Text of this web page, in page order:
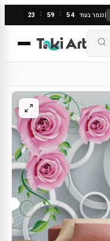
|נגמר בעוד 23 : 59 : 53